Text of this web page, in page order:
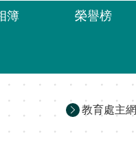
簿 榮譽榜
教育處主網